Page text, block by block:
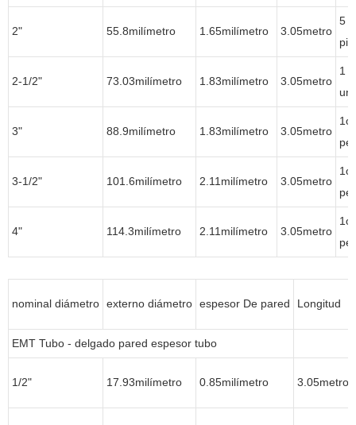
2" 55.8milímetro 1.65milímetro 3.05metro
5
2-1/2" 73.03milímetro 1.83milímetro 3.05metro
1
3" 88.9milímetro 1.83milímetro 3.05metro
3-1/2" 101.6milímetro 2.11milímetro 3.05metro
4" 114.3milímetro 2.11milímetro 3.05metro
nominal diámetro externo diámetro espesor De pared Longitud
EMT Tubo - delgado pared espesor tubo
1/2" 17.93milímetro 0.85milímetro 3.05metro